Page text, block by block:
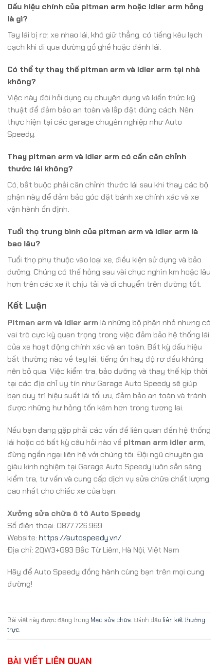
Dấu hiệu chính của pitman arm hoặc idler arm hỏng
là gì?
Tay lái bị rơ, xe nhao lái, khó giữ thẳng, có tiếng kêu lạch
cạch khi đi qua đường gồ ghề hoặc đánh lái.
Có thể tự thay thế pitman arm và idler arm tại nhà
không?
Việc này đòi hỏi dụng cụ chuyên dụng và kiến thức kỹ
thuật để đảm bảo an toàn và lắp đặt đúng cách. Nên
thực hiện tại các garage chuyên nghiệp như Auto
Speedy.
Thay pitman arm và idler arm có cần căn chỉnh
thước lái không?
Có, bắt buộc phải căn chỉnh thước lái sau khi thay các bộ
phận này để đảm bảo góc đặt bánh xe chính xác và xe
vận hành ổn định.
Tuổi thọ trung bình của pitman arm và idler arm là
bao lâu?
Tuổi thọ phụ thuộc vào loại xe, điều kiện sử dụng và bảo
dưỡng. Chúng có thể hỏng sau vài chục nghìn km hoặc lâu
hơn trên các xe ít chịu tải và di chuyển trên đường tốt.
Kết Luận
Pitman arm và idler arm là những bộ phận nhỏ nhưng có
vai trò cực kỳ quan trọng trong việc đảm bảo hệ thống lái
của xe hoạt động chính xác và an toàn. Bất kỳ dấu hiệu
bất thường nào về tay lái, tiếng ồn hay độ rơ đều không
nên bỏ qua. Việc kiểm tra, bảo dưỡng và thay thế kịp thời
tại các địa chỉ uy tín như Garage Auto Speedy sẽ giúp
bạn duy trì hiệu suất lái tối ưu, đảm bảo an toàn và tránh
được những hư hỏng tốn kém hơn trong tương lai.
Nếu bạn đang gặp phải các vấn đề liên quan đến hệ thống
lái hoặc có bất kỳ câu hỏi nào về pitman arm idler arm,
đừng ngần ngại liên hệ với chúng tôi. Đội ngũ chuyên gia
giàu kinh nghiệm tại Garage Auto Speedy luôn sẵn sàng
kiểm tra, tư vấn và cung cấp dịch vụ sửa chữa chất lượng
cao nhất cho chiếc xe của bạn.
Xưởng sửa chữa ô tô Auto Speedy
Số điện thoại: 0877.726.969
Website: https://autospeedy.vn/
Địa chỉ: 2QW3+G93 Bắc Từ Liêm, Hà Nội, Việt Nam
Hãy để Auto Speedy đồng hành cùng bạn trên mọi cung
đường!
Bài viết này được đăng trong Mẹo sửa chữa. Đánh dấu liên kết thường
trực.
BÀI VIẾT LIÊN QUAN